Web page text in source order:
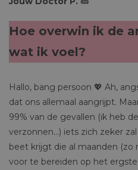
Hoe overwin ik de
wat ik voel?
Hallo, bang persoon 💖 Ah,
dat ons allemaal aangrijpt.
99% van de gevallen (ik heb
verzonnen…) iets zich zeker
beet krijgt die al maanden (zo
voor te bereiden op het